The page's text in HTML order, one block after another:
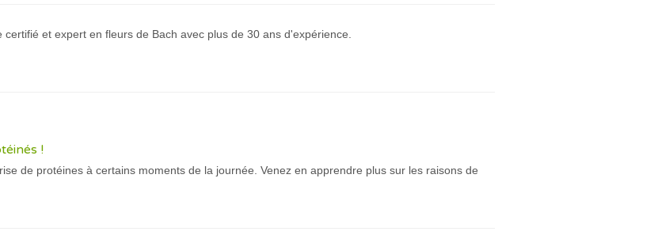
et expert en fleurs de Bach avec plus de 30 ans d'expérience.
!
de protéines à certains moments de la journée. Venez en apprendre plus sur les raisons de